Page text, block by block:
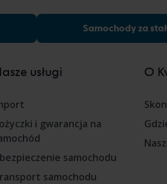
Samochody za
usługi
i gwarancja na
samochodu
samochodu
O